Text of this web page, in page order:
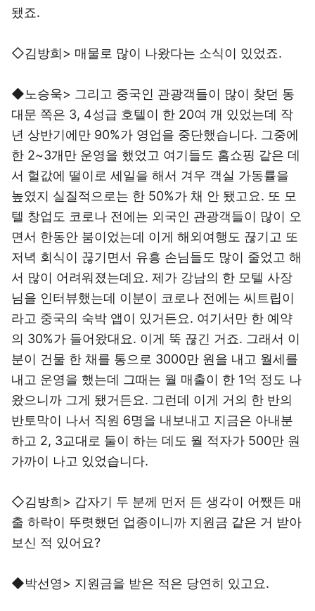
됐죠.
◇김방희> 매물로 많이 나왔다는 소식이 있었죠.
◆노승욱> 그리고 중국인 관광객들이 많이 찾던 동
대문 쪽은 3, 4성급 호텔이 한 20여 개 있었는데 작
년 상반기에만 90%가 영업을 중단했습니다. 그중에
한 2~3개만 운영을 했었고 여기들도 홈쇼핑 같은 데
서 헐값에 떨이로 세일을 해서 겨우 객실 가동률을
높였지 실질적으로는 한 50%가 채 안 됐고요. 또 모
텔 창업도 코로나 전에는 외국인 관광객들이 많이 오
면서 한동안 붐이었는데 이게 해외여행도 끊기고 또
저녁 회식이 끊기면서 유흥 손님들도 많이 줄었고 해
서 많이 어려워졌는데요. 제가 강남의 한 모텔 사장
님을 인터뷰했는데 이분이 코로나 전에는 씨트립이
라고 중국의 숙박 앱이 있거든요. 여기서만 한 예약
의 30%가 들어왔대요. 이게 뚝 끊긴 거죠. 그래서 이
분이 건물 한 채를 통으로 3000만 원을 내고 월세를
내고 운영을 했는데 그때는 월 매출이 한 1억 정도 나
왔으니까 그게 됐거든요. 그런데 이게 거의 한 반의
반토막이 나서 직원 6명을 내보내고 지금은 아내분
하고 2, 3교대로 둘이 하는 데도 월 적자가 500만 원
가까이 나고 있었습니다.
◇김방희> 갑자기 두 분께 먼저 든 생각이 어쨌든 매
출 하락이 뚜렷했던 업종이니까 지원금 같은 거 받아
보신 적 있어요?
◆박선영> 지원금을 받은 적은 당연히 있고요.